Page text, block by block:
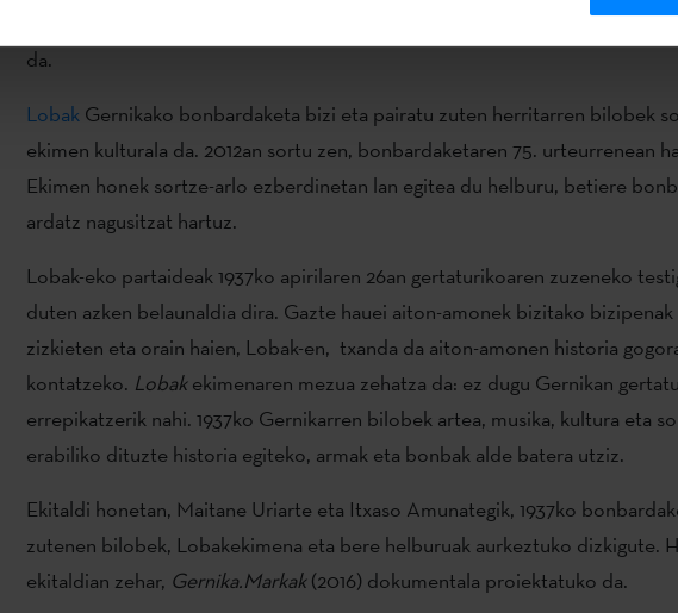
(2016) pelikula ikusteko
da.
Lobak Gernikako bonbardaketa bizi eta pairatu zuten herritarren bilobek
ekimen kulturala da. 2012an sortu zen, bonbardaketaren 75. urteurrenean
Ekimen honek sortze-arlo ezberdinetan lan egitea du helburu, betiere
ardatz nagusitzat hartuz.
Lobak-eko partaideak 1937ko apirilaren 26an gertaturikoaren zuzeneko
duten azken belaunaldia dira. Gazte hauei aiton-amonek bizitako
zizkieten eta orain haien, Lobak-en, txanda da aiton-amonen historia
kontatzeko. Lobakekimenaren mezua zehatza da: ez dugu Gernikan
errepikatzerik nahi. 1937ko Gernikarren bilobek artea, musika, kultura eta
erabiliko dituzte historia egiteko, armak eta bonbak alde batera utziz.
Ekitaldi honetan, Maitane Uriarte eta Itxaso Amunategik, 1937ko
zutenen bilobek, Lobakekimena eta bere helburuak aurkeztuko dizkigute.
ekitaldian zehar, Gernika.Markak(2016) dokumentala proiektatuko da.